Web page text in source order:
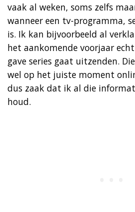
vaak al weken, soms zelfs
wanneer een tv-programma,
is. Ik kan bijvoorbeeld al
het aankomende voorjaar
gave series gaat uitzenden.
wel op het juiste moment
dus zaak dat ik al die
houd.